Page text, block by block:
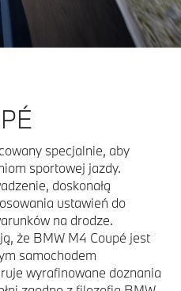
specjalnie, aby
sportowej jazdy.
doskonałą
ustawień do
na drodze.
że BMW M4 Coupé jest
samochodem
wyrafinowane doznania